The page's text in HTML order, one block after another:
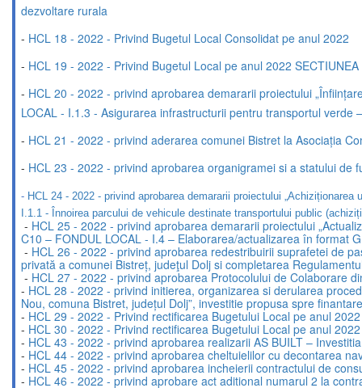
dezvoltare rurala
- HCL 18 - 2022 - Privind Bugetul Local Consolidat pe anul 2022
- HCL 19 - 2022 - Privind Bugetul Local pe anul 2022
- HCL 20 - 2022 - privind aprobarea demararii proiectului
LOCAL - I.1.3 - Asigurarea infrastructurii pentru transportul verde
- HCL 21 - 2022 - privind aderarea comunei Bistret la Asociația
- HCL 23 - 2022 - privind aprobarea organigramei si a statului
- HCL 24 - 2022 - privind aprobarea demararii proiectului
I.1.1 - Înnoirea parcului de vehicule destinate transportului public
- HCL 25 - 2022 - privind aprobarea demararii proiectului
C10 – FONDUL LOCAL - I.4 – Elaborarea/actualizarea în format
- HCL 26 - 2022 - privind aprobarea redestribuirii suprafetei de
privată a comunei Bistreț, judeţul Dolj si completarea
- HCL 27 - 2022 - privind aprobarea Protocolului de Colaborare
- HCL 28 - 2022 - privind initierea, organizarea si derularea
Nou, comuna Bistret, județul Dolj”, investitie propusa spre
- HCL 29 - 2022 - Privind rectificarea Bugetului Local pe anul 2022
- HCL 30 - 2022 - Privind rectificarea Bugetului Local pe anul 2022
- HCL 43 - 2022 - privind aprobarea realizarii AS BUILT –
- HCL 44 - 2022 - privind aprobarea cheltuielilor cu decontarea
- HCL 45 - 2022 - privind aprobarea incheierii contractului de
- HCL 46 - 2022 - privind aprobare act aditional numarul 2 la